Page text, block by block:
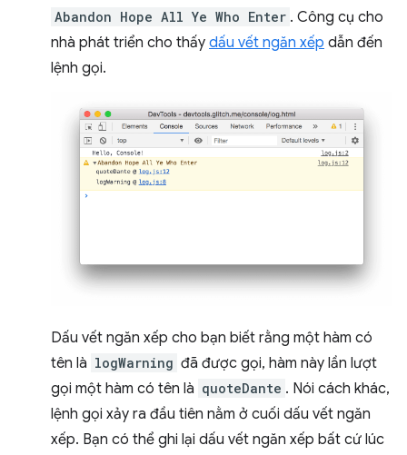
Abandon Hope All Ye Who Enter . Công cụ cho
nhà phát triển cho thấy dấu vết ngăn xếp dẫn đến
lệnh gọi.
Dấu vết ngăn xếp cho bạn biết rằng một hàm có
tên là logWarning đã được gọi, hàm này lần lượt
gọi một hàm có tên là quoteDante . Nói cách khác,
lệnh gọi xảy ra đầu tiên nằm ở cuối dấu vết ngăn
xếp. Bạn có thể ghi lại dấu vết ngăn xếp bất cứ lúc